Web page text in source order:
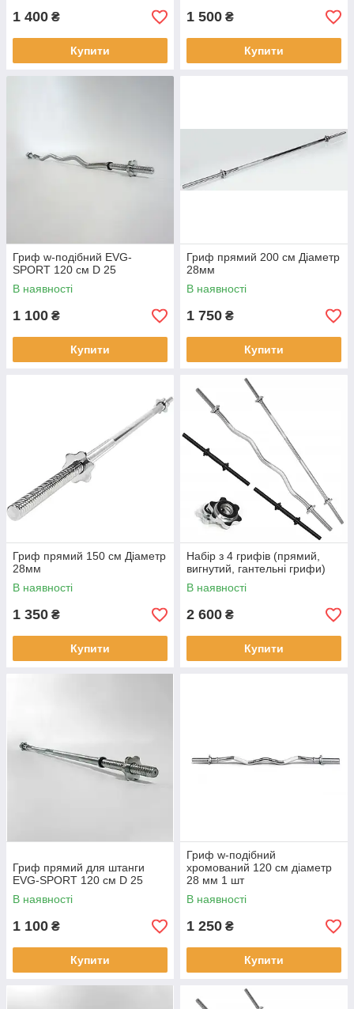
1 400 ₴
Купити
1 500 ₴
Купити
Гриф w-подібний EVG-
SPORT 120 см D 25
В наявності
1 100 ₴
Купити
Гриф прямий 200 см Діаметр
28мм
В наявності
1 750 ₴
Купити
Гриф прямий 150 см Діаметр
28мм
В наявності
1 350 ₴
Купити
Набір з 4 грифів (прямий,
вигнутий, гантельні грифи)
В наявності
2 600 ₴
Купити
Гриф прямий для штанги
EVG-SPORT 120 см D 25
В наявності
1 100 ₴
Купити
Гриф w-подібний
хромований 120 см діаметр
28 мм 1 шт
В наявності
1 250 ₴
Купити